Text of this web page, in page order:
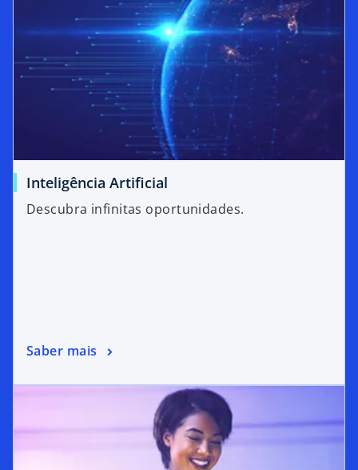
Inteligência Artificial
Descubra infinitas oportunidades.
Saber mais